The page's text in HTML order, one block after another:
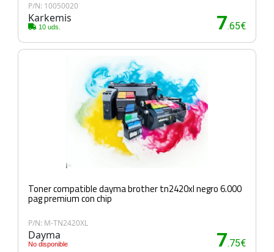
P/N: 10050020
Karkemis
10 uds. 7.65€
Toner compatible dayma brother tn2420xl negro 6.000
pag premium con chip
P/N: M-TN2420XL
Dayma
No disponible 7.75€